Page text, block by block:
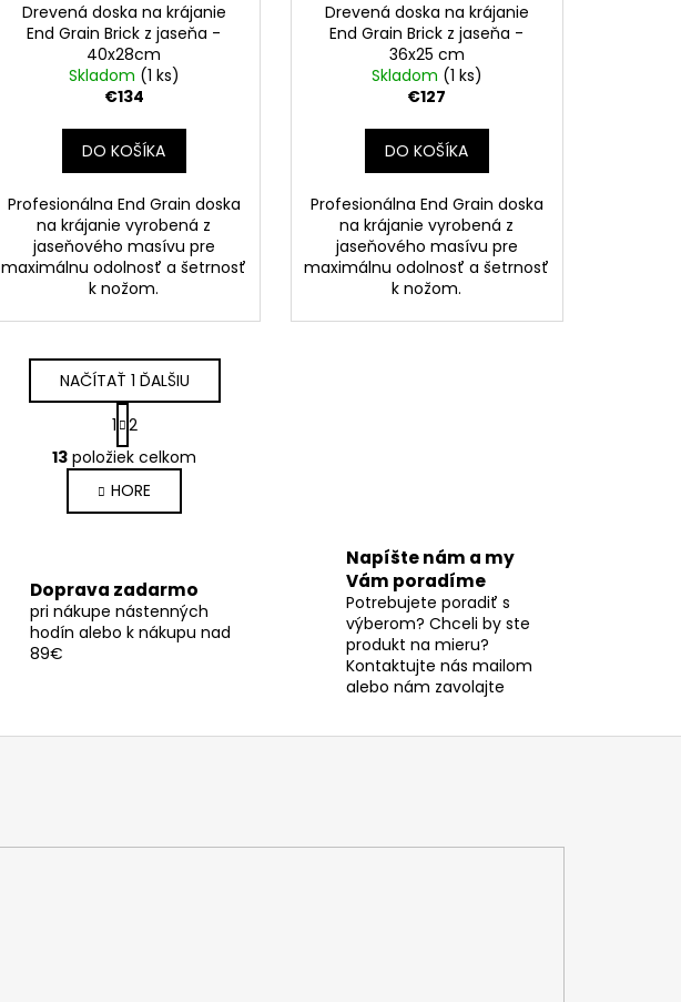
Drevená doska na krájanie
End Grain Brick z jaseňa -
40x28cm
Skladom (1 ks)
€134
DO KOŠÍKA
Profesionálna End Grain doska
na krájanie vyrobená z
jaseňového masívu pre
maximálnu odolnosť a šetrnosť
k nožom.
Drevená doska na krájanie
End Grain Brick z jaseňa -
36x25 cm
Skladom (1 ks)
€127
DO KOŠÍKA
Profesionálna End Grain doska
na krájanie vyrobená z
jaseňového masívu pre
maximálnu odolnosť a šetrnosť
k nožom.
O
v
l
á
c
i
e
k
NAČÍTAŤ 1 ĎALŠIU
S
t
r
á
n
k
a
n
i
e
1 2
13 položiek celkom
HORE
Doprava zadarmo
pri nákupe nástenných
hodín alebo k nákupu nad
89€
Napíšte nám a my
Vám poradíme
Potrebujete poradiť s
výberom? Chceli by ste
produkt na mieru?
Kontaktujte nás mailom
alebo nám zavolajte